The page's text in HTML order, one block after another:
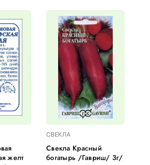
желт
СВЕКЛА
Свекла Красный
богатырь /Гавриш/ 3г/